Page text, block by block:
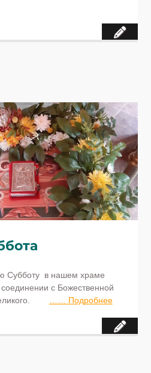
Субботу в нашем храме
с Божественной
…… Подробнее